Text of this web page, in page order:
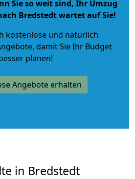
Sie so weit sind, Ihr Umzug
Bredstedt wartet auf Sie!
kostenlose und natürlich
, damit Sie Ihr Budget
planen!
Angebote erhalten
in Bredstedt